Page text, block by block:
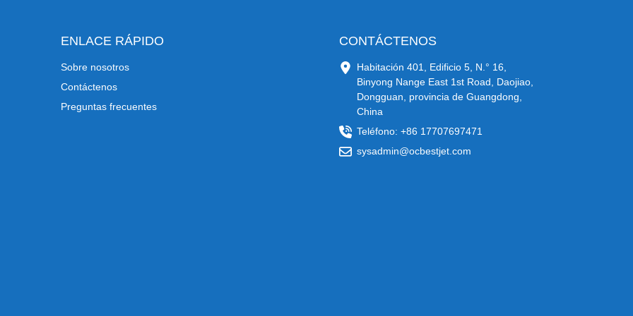
ENLACE RÁPIDO
Sobre nosotros
Contáctenos
Preguntas frecuentes
CONTÁCTENOS
Habitación 401, Edificio 5, N.° 16,
Binyong Nange East 1st Road, Daojiao,
Dongguan, provincia de Guangdong,
China
Teléfono: +86 17707697471
sysadmin@ocbestjet.com